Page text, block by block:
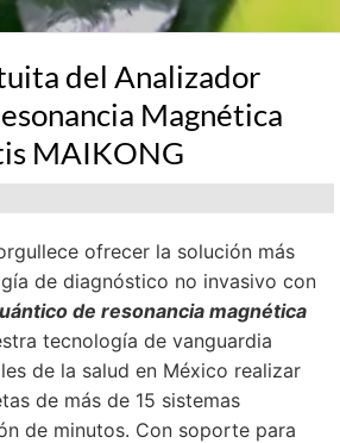
del Analizador
Magnética
MAIKONG
ofrecer la solución más
de diagnóstico no invasivo con
de resonancia magnética
tecnología de vanguardia
de la salud en México realizar
de más de 15 sistemas
de minutos. Con soporte para